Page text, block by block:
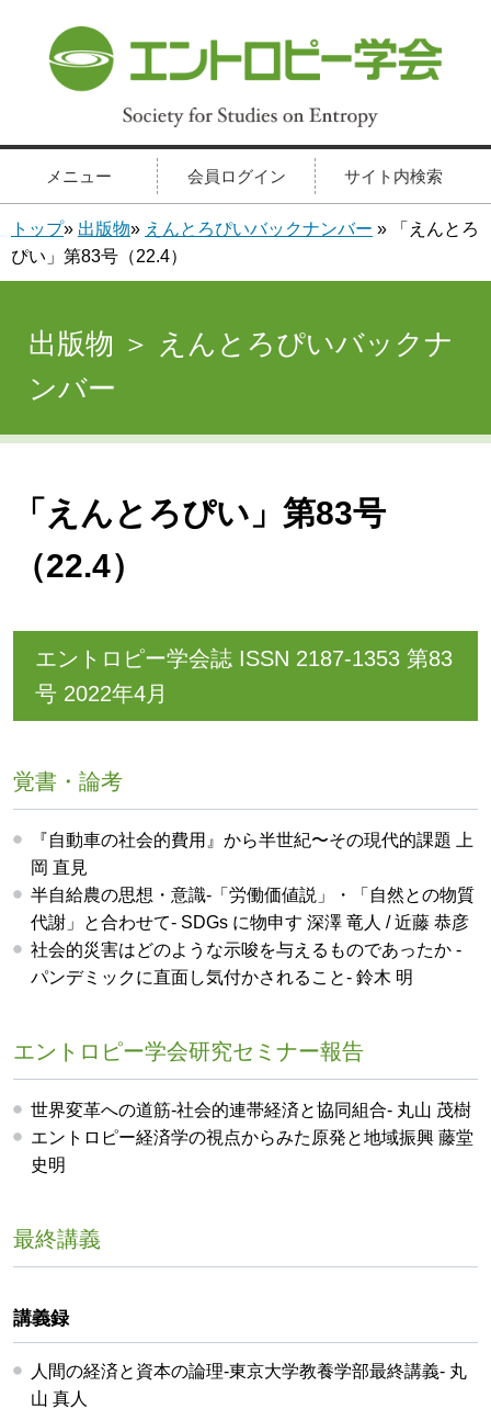
メニュー 会員ログイン サイト内検索
トップ» 出版物» えんとろぴいバックナンバー » 「えんとろ
ぴい」第83号（22.4）
出版物 ＞ えんとろぴいバックナ
ンバー
「えんとろぴい」第83号
（22.4）
エントロピー学会誌 ISSN 2187-1353 第83
号 2022年4月
覚書・論考
『自動車の社会的費用』から半世紀〜その現代的課題 上
岡 直見
半自給農の思想・意識-「労働価値説」・「自然との物質
代謝」と合わせて- SDGs に物申す 深澤 竜人 / 近藤 恭彦
社会的災害はどのような示唆を与えるものであったか -
パンデミックに直面し気付かされること- 鈴木 明
エントロピー学会研究セミナー報告
世界変革への道筋-社会的連帯経済と協同組合- 丸山 茂樹
エントロピー経済学の視点からみた原発と地域振興 藤堂
史明
最終講義
講義録
人間の経済と資本の論理-東京大学教養学部最終講義- 丸
山 真人